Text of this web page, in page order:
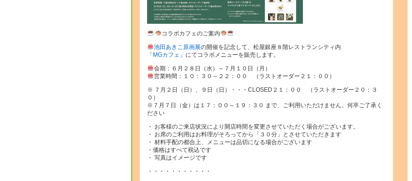
コラボカフェのご案内
池田あきこ原画展の開催を記念して、松屋銀座８階レストランシティ内
「 MGカフェ 」にてコラボメニューを販売します。
会期：６月２８日（水）～７月１０日（月）
営業時間：１０：３０～２２：００ （ラストオーダー２１：００）
※ ７月２日（日）、９日（日）・・・CLOSED２１：００ （ラストオーダー２０：３
０）
※７月７日（金）は１７：００～１９：３０ まで、ご利用いただけません。何卒ご了承く
ださい
・ お客様のご来店状況により開店時間を変更させていただく場合がございます。
・ お席のご利用はお料理がそろってから「３０分」とさせていただきます
・ 材料手配の都合上、メニューは品切になる場合がございます
・価格はすべて税込です
・ 写真はイメージです
・・・・・・・・・・・